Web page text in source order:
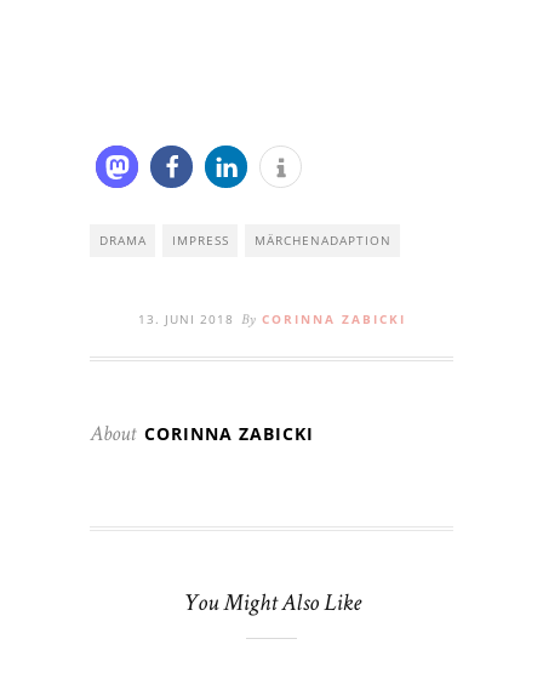
DRAMA IMPRESS MÄRCHENADAPTION
13. JUNI 2018 By CORINNA ZABICKI
About CORINNA ZABICKI
You Might Also Like